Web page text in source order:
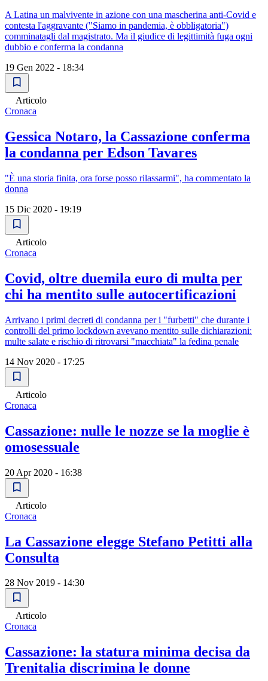
A Latina un malvivente in azione con una mascherina anti-Covid e
contesta l'aggravante ("Siamo in pandemia, è obbligatoria")
comminatagli dal magistrato. Ma il giudice di legittimità fuga ogni
dubbio e conferma la condanna
19 Gen 2022 - 18:34
Articolo
Cronaca
Gessica Notaro, la Cassazione conferma
la condanna per Edson Tavares
"È una storia finita, ora forse posso rilassarmi", ha commentato la
donna
15 Dic 2020 - 19:19
Articolo
Cronaca
Covid, oltre duemila euro di multa per
chi ha mentito sulle autocertificazioni
Arrivano i primi decreti di condanna per i "furbetti" che durante i
controlli del primo lockdown avevano mentito sulle dichiarazioni:
multe salate e rischio di ritrovarsi "macchiata" la fedina penale
14 Nov 2020 - 17:25
Articolo
Cronaca
Cassazione: nulle le nozze se la moglie è
omosessuale
20 Apr 2020 - 16:38
Articolo
Cronaca
La Cassazione elegge Stefano Petitti alla
Consulta
28 Nov 2019 - 14:30
Articolo
Cronaca
Cassazione: la statura minima decisa da
Trenitalia discrimina le donne